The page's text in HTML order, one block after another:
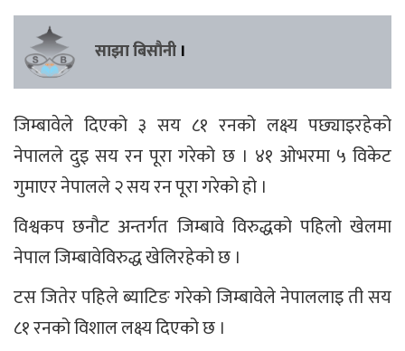
साझा बिसौनी ।
जिम्बावेले दिएको ३ सय ८१ रनको लक्ष्य पछ्याइरहेको
नेपालले दुइ सय रन पूरा गरेको छ । ४१ ओभरमा ५ विकेट
गुमाएर नेपालले २ सय रन पूरा गरेको हो ।
विश्वकप छनौट अन्तर्गत जिम्बावे विरुद्धको पहिलो खेलमा
नेपाल जिम्बावेविरुद्ध खेलिरहेको छ ।
टस जितेर पहिले ब्याटिङ गरेको जिम्बावेले नेपाललाइ ती सय
८१ रनको विशाल लक्ष्य दिएको छ ।